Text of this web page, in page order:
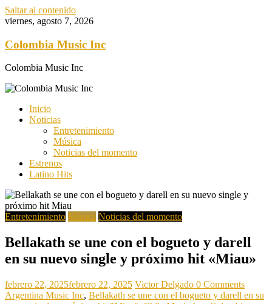
Saltar al contenido
viernes, agosto 7, 2026
Colombia Music Inc
Colombia Music Inc
Inicio
Noticias
Entretenimiento
Música
Noticias del momento
Estrenos
Latino Hits
Entretenimiento Música Noticias del momento
Bellakath se une con el bogueto y darell
en su nuevo single y próximo hit «Miau»
febrero 22, 2025febrero 22, 2025 Victor Delgado 0 Comments
Argentina Music Inc, Bellakath se une con el bogueto y darell en su